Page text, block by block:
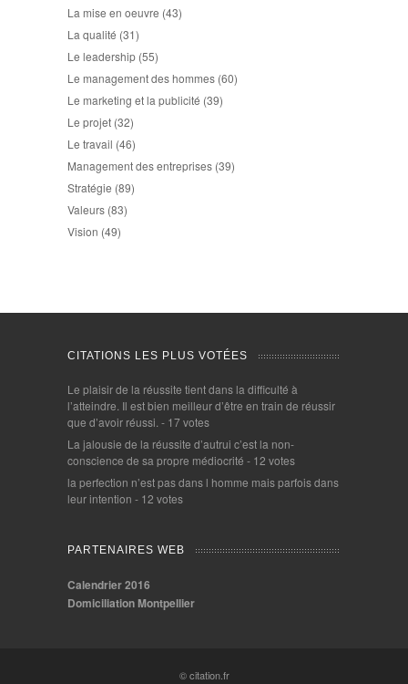
La mise en oeuvre (43)
La qualité (31)
Le leadership (55)
Le management des hommes (60)
Le marketing et la publicité (39)
Le projet (32)
Le travail (46)
Management des entreprises (39)
Stratégie (89)
Valeurs (83)
Vision (49)
CITATIONS LES PLUS VOTÉES
Le plaisir de la réussite tient dans la difficulté à
l’atteindre. Il est bien meilleur d’être en train de réussir
que d’avoir réussi. - 17 votes
La jalousie de la réussite d’autrui c’est la non-
conscience de sa propre médiocrité - 12 votes
la perfection n’est pas dans l homme mais parfois dans
leur intention - 12 votes
PARTENAIRES WEB
Calendrier 2016
Domiciliation Montpellier
© citation.fr